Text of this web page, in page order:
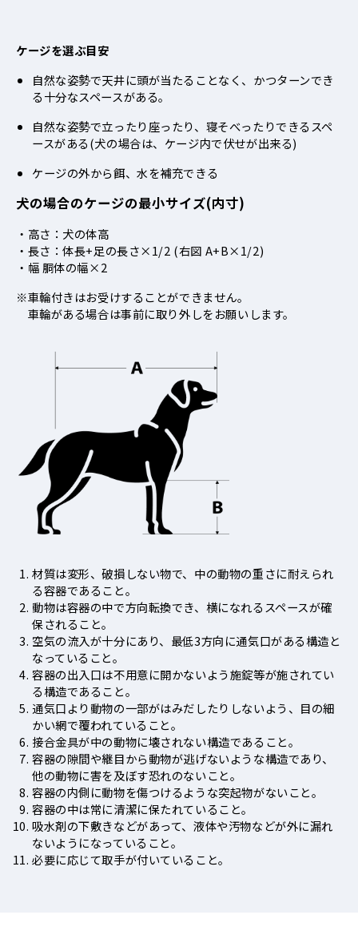
ケージを選ぶ目安
自然な姿勢で天井に頭が当たることなく、かつターンでき
る十分なスペースがある。
自然な姿勢で立ったり座ったり、寝そべったりできるスペ
ースがある(犬の場合は、ケージ内で伏せが出来る)
ケージの外から餌、水を補充できる
犬の場合のケージの最小サイズ(内寸)
・高さ：犬の体高
・長さ：体長+足の長さ×1/2 (右図 A+B×1/2)
・幅 胴体の幅×2
※車輪付きはお受けすることができません。
車輪がある場合は事前に取り外しをお願いします。
材質は変形、破損しない物で、中の動物の重さに耐えられ
る容器であること。
動物は容器の中で方向転換でき、横になれるスペースが確
保されること。
空気の流入が十分にあり、最低3方向に通気口がある構造と
なっていること。
容器の出入口は不用意に開かないよう施錠等が施されてい
る構造であること。
通気口より動物の一部がはみだしたりしないよう、目の細
かい網で覆われていること。
接合金具が中の動物に壊されない構造であること。
容器の隙間や継目から動物が逃げないような構造であり、
他の動物に害を及ぼす恐れのないこと。
容器の内側に動物を傷つけるような突起物がないこと。
容器の中は常に清潔に保たれていること。
吸水剤の下敷きなどがあって、液体や汚物などが外に漏れ
ないようになっていること。
必要に応じて取手が付いていること。